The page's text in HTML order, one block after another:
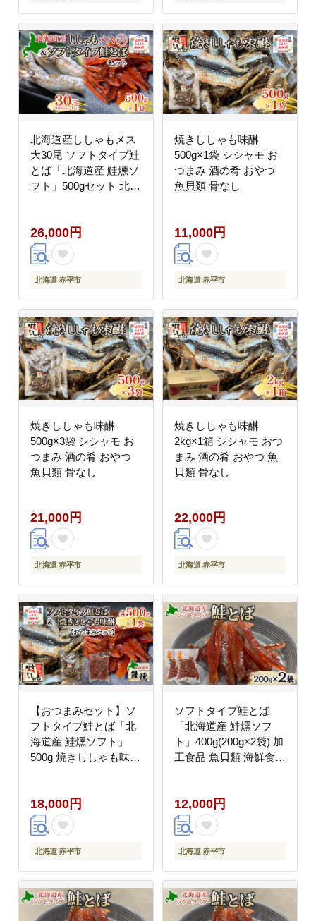
北海道産ししゃもメス
大30尾 ソフトタイプ鮭
とば「北海道産 鮭燻ソ
フト」500gセット 北海
物
26,000円
北海道 赤平市
焼きししゃも味醂
500g×1袋 シシャモ お
つまみ 酒の肴 おやつ
魚貝類 骨なし
11,000円
北海道 赤平市
焼きししゃも味醂
500g×3袋 シシャモ お
つまみ 酒の肴 おやつ
魚貝類 骨なし
21,000円
北海道 赤平市
焼きししゃも味醂
2kg×1箱 シシャモ おつ
まみ 酒の肴 おやつ 魚
貝類 骨なし
22,000円
北海道 赤平市
【おつまみセット】ソ
フトタイプ鮭とば「北
海道産 鮭燻ソフト」
500g 焼きししゃも味醂
魚貝類 骨なし
18,000円
北海道 赤平市
ソフトタイプ鮭とば
「北海道産 鮭燻ソフ
ト」400g(200g×2袋) 加
工食品 魚貝類 海鮮食品
酒の肴 おやつ 乾き物
珍味 北海道 赤平市
12,000円
北海道 赤平市